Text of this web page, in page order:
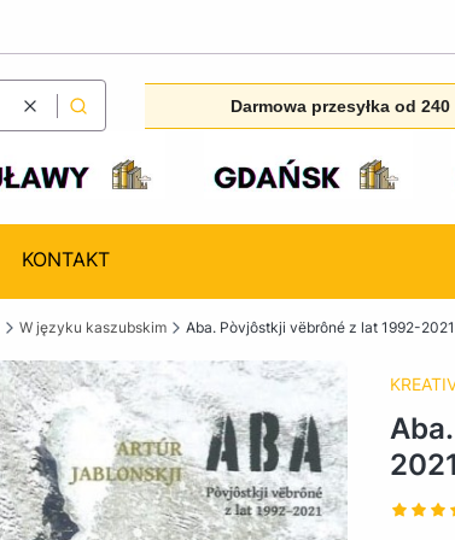
WyczyśćSzukaj Darmowa przesyłka od 240
KONTAKT
W języku kaszubskim Aba. Pòvjôstkji vëbrôné z lat 1992-2021